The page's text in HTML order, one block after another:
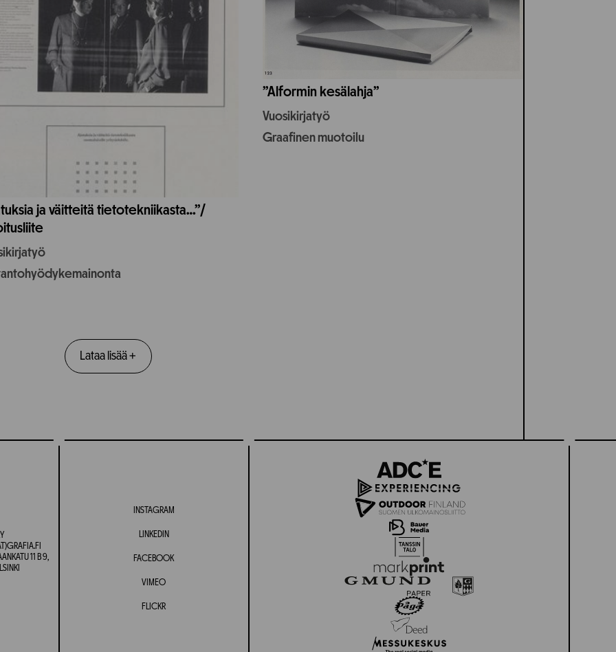
ja väitteitä tietotekniikasta…”/
”Alformin kesälahja”
Vuosikirjatyö
Graafinen muotoilu
Lataa lisää+
11 B 9,
INSTAGRAM
LINKEDIN
FACEBOOK
VIMEO
FLICKR